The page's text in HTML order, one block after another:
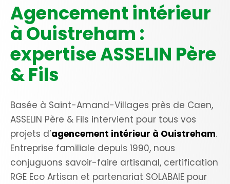
Agencement intérieur
à Ouistreham :
expertise ASSELIN Père
& Fils
Basée à Saint-Amand-Villages près de Caen,
ASSELIN Père & Fils intervient pour tous vos
projets d’agencement intérieur à Ouistreham.
Entreprise familiale depuis 1990, nous
conjuguons savoir-faire artisanal, certification
RGE Eco Artisan et partenariat SOLABAIE pour